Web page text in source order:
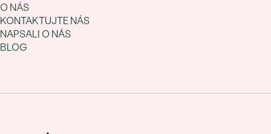
O NÁS
KONTAKTUJTE NÁS
NAPSALI O NÁS
BLOG